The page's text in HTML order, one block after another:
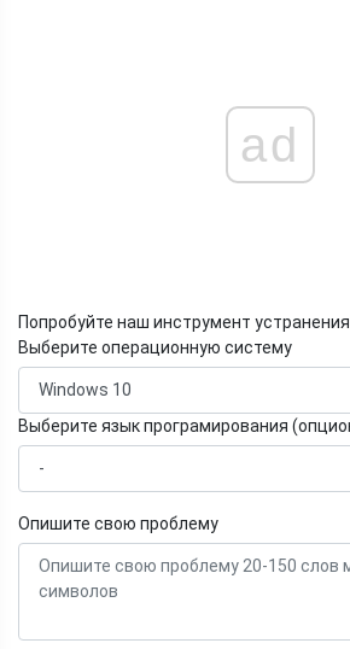
ad
Попробуйте наш инструмент
Выберите операционную систему
Выберите язык програмирования
Опишите свою проблему